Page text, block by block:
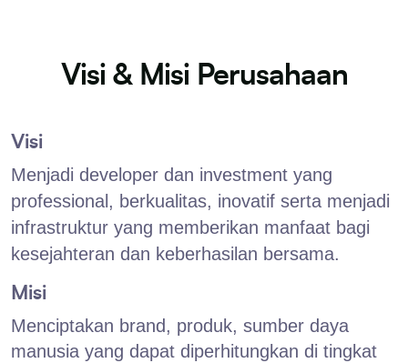
Visi & Misi Perusahaan
Visi
Menjadi developer dan investment yang
professional, berkualitas, inovatif serta menjadi
infrastruktur yang memberikan manfaat bagi
kesejahteran dan keberhasilan bersama.
Misi
Menciptakan brand, produk, sumber daya
manusia yang dapat diperhitungkan di tingkat